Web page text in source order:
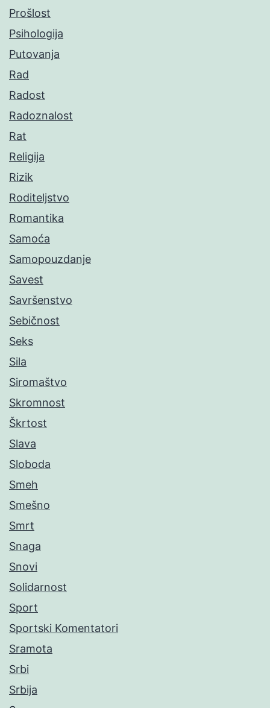
Prošlost
Psihologija
Putovanja
Rad
Radost
Radoznalost
Rat
Religija
Rizik
Roditeljstvo
Romantika
Samoća
Samopouzdanje
Savest
Savršenstvo
Sebičnost
Seks
Sila
Siromaštvo
Skromnost
Škrtost
Slava
Sloboda
Smeh
Smešno
Smrt
Snaga
Snovi
Solidarnost
Sport
Sportski Komentatori
Sramota
Srbi
Srbija